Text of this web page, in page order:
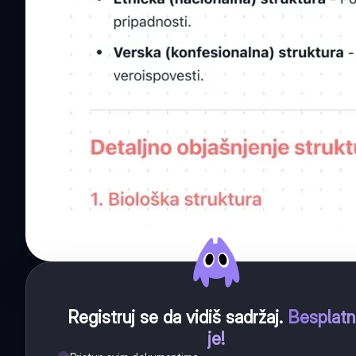
Registruj se da vidiš sadržaj.
je!